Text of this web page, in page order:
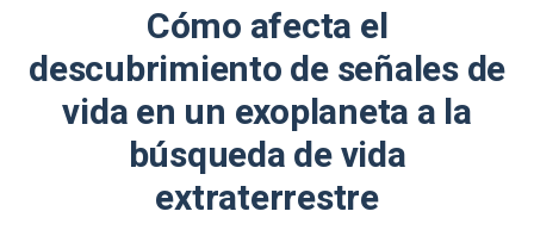
Cómo afecta el
descubrimiento de señales de
vida en un exoplaneta a la
búsqueda de vida
extraterrestre